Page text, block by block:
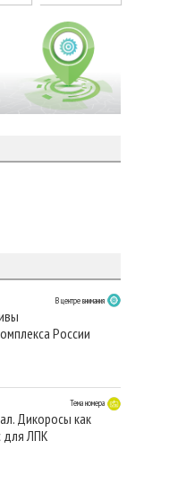
В центре внимания
России
Тема номера
Дикоросы как
для ЛПК